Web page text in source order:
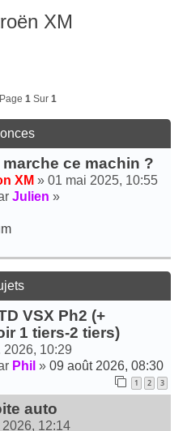
XM
1Sur 1
ce machin ?
XM » 01 mai 2025, 10:55
Julien »
VSX Ph2 (+
1 tiers-2 tiers)
2026, 10:29
Phil » 09 août 2026, 08:30
1 2 3
auto
12:14